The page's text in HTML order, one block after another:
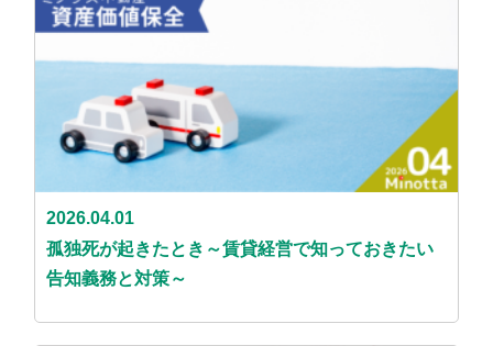
2026.04.01
孤独死が起きたとき～賃貸経営で知っておきたい
告知義務と対策～